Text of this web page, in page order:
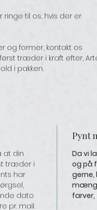
ringe til os, hvis der er
og former, kontakt os
træder i kraft efter,
i pakken.
din
træder i
har
dato
pr. mail.
Pynt
Da vi
og på
gerne,